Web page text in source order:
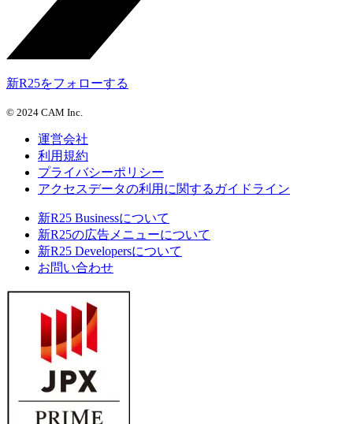
新R25をフォローする
© 2024 CAM Inc.
運営会社
利用規約
プライバシーポリシー
アクセスデータの利用に関するガイドライン
新R25 Businessについて
新R25の広告メニューについて
新R25 Developersについて
お問い合わせ